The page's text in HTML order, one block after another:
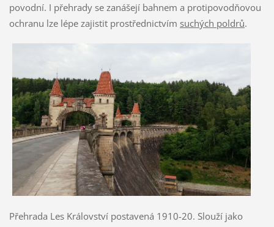
povodní. I přehrady se zanášejí bahnem a protipovodňovou
ochranu lze lépe zajistit prostřednictvím suchých poldrů.
Přehrada Les Království postavená 1910-20. Slouží jako